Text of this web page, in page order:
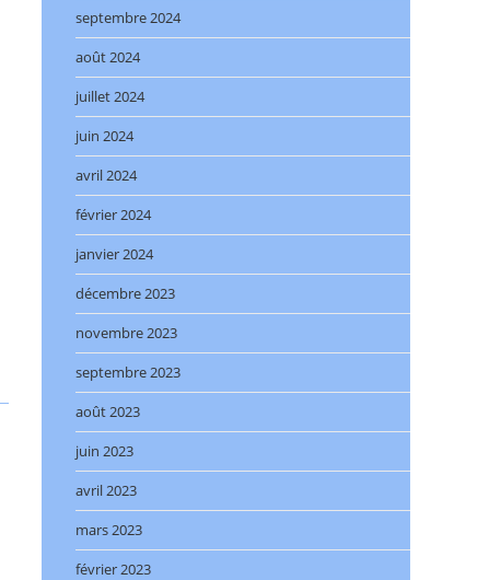
septembre 2024
août 2024
juillet 2024
juin 2024
avril 2024
février 2024
janvier 2024
décembre 2023
novembre 2023
septembre 2023
août 2023
juin 2023
avril 2023
mars 2023
février 2023